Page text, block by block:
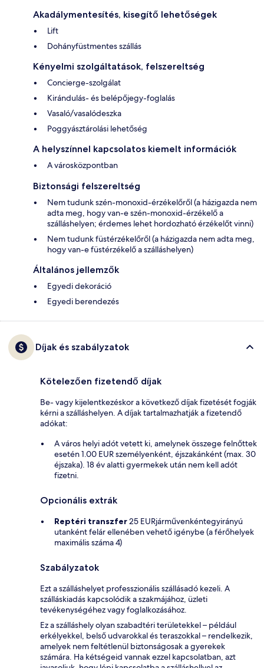
Akadálymentesítés, kisegítő lehetőségek
Lift
Dohányfüstmentes szállás
Kényelmi szolgáltatások, felszereltség
Concierge-szolgálat
Kirándulás- és belépőjegy-foglalás
Vasaló/vasalódeszka
Poggyásztárolási lehetőség
A helyszínnel kapcsolatos kiemelt információk
A városközpontban
Biztonsági felszereltség
Nem tudunk szén-monoxid-érzékelőről (a házigazda nem
adta meg, hogy van-e szén-monoxid-érzékelő a
szálláshelyen; érdemes lehet hordozható érzékelőt vinni)
Nem tudunk füstérzékelőről (a házigazda nem adta meg,
hogy van-e füstérzékelő a szálláshelyen)
Általános jellemzők
Egyedi dekoráció
Egyedi berendezés
Díjak és szabályzatok
Kötelezően fizetendő díjak
Be- vagy kijelentkezéskor a következő díjak fizetését fogják
kérni a szálláshelyen. A díjak tartalmazhatják a fizetendő
adókat:
A város helyi adót vetett ki, amelynek összege felnőttek
esetén 1.00 EUR személyenként, éjszakánként (max. 30
éjszaka). 18 év alatti gyermekek után nem kell adót
fizetni.
Opcionális extrák
Reptéri transzfer25 EURjárművenkéntegyirányú
utanként felár ellenében vehető igénybe (a férőhelyek
maximális száma 4)
Szabályzatok
Ezt a szálláshelyet professzionális szállásadó kezeli. A
szálláskiadás kapcsolódik a szakmájához, üzleti
tevékenységéhez vagy foglalkozásához.
Ez a szálláshely olyan szabadtéri területekkel – például
erkélyekkel, belső udvarokkal és teraszokkal – rendelkezik,
amelyek nem feltétlenül biztonságosak a gyerekek
számára. Ha kétségeid vannak ezzel kapcsolatban, azt